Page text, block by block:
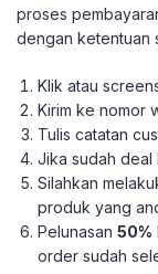
proses
dengan ketentuan
Klik atau
Kirim ke nomor
Tulis catatan
Jika sudah deal
Silahkan
produk yang
Pelunasan50%
order sudah